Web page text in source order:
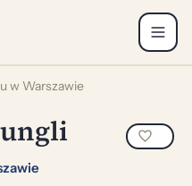
w Warszawie